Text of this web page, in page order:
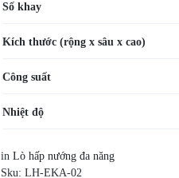
Số khay
Kích thước (rộng x sâu x cao)
Công suất
Nhiệt độ
in Lò hấp nướng đa năng
Sku:LH-EKA-02